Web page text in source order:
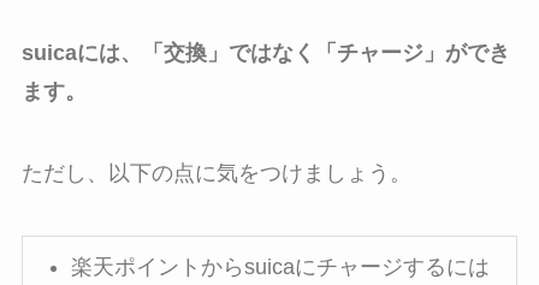
suicaには、「交換」ではなく「チャージ」ができ
ます。
ただし、以下の点に気をつけましょう。
楽天ポイントからsuicaにチャージするには